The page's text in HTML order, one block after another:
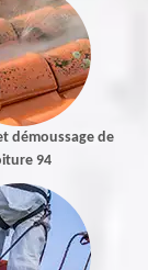
démoussage de
94